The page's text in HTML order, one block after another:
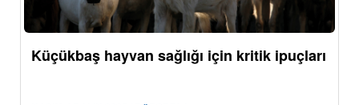
Küçükbaş hayvan sağlığı için kritik ipuçları